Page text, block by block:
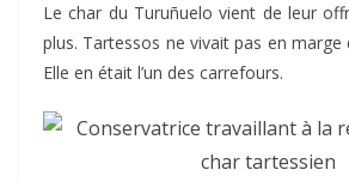
Le char du Turuñuelo vient de leur
plus. Tartessos ne vivait pas en marge
Elle en était l’un des carrefours.